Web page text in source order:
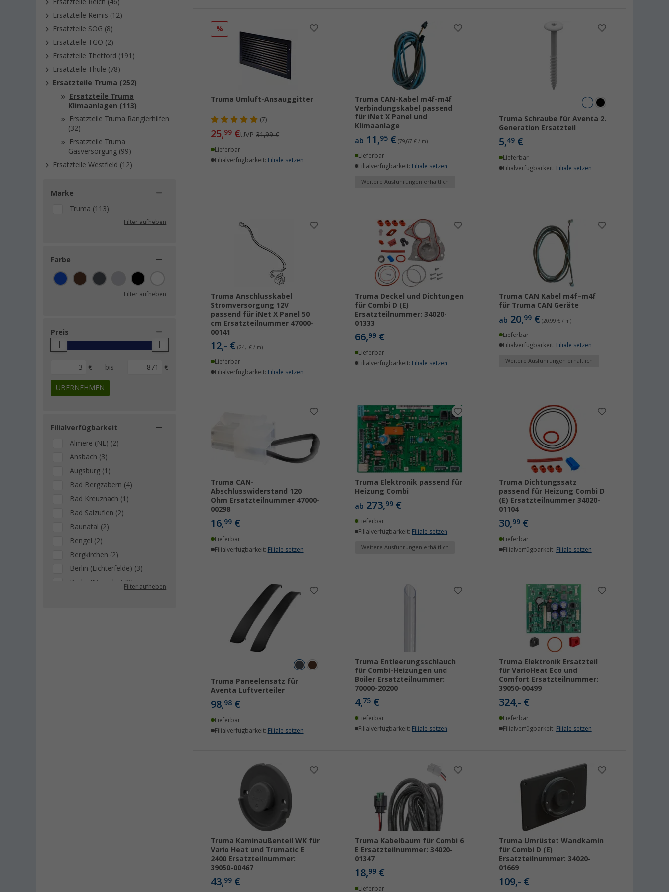
Ersatzteile Reich (46)
Ersatzteile Remis (12)
Ersatzteile SOG (8)
Ersatzteile TGO (2)
Ersatzteile Thetford (191)
Ersatzteile Thule (78)
Ersatzteile Truma (252)
Ersatzteile Truma
Klimaanlagen (113)
Ersatzteile Truma Rangierhilfen
(32)
Ersatzteile Truma
Gasversorgung (99)
Ersatzteile Westfield (12)
Marke
Truma (113)
Filter aufheben
Farbe
Filter aufheben
Preis
€ bis €
ÜBERNEHMEN
Filialverfügbarkeit
Almere (NL) (2)
Ansbach (3)
Augsburg (1)
Bad Bergzabern (4)
Bad Kreuznach (1)
Bad Salzuflen (2)
Baunatal (2)
Bengel (2)
Bergkirchen (2)
Berlin (Lichterfelde) (3)
Berlin (Marzahn) (2)
Filter aufheben
%
Truma Umluft-Ansauggitter
(7)
25,99 €UVP31,99 €
Lieferbar
Filialverfügbarkeit: Filiale setzen
Truma CAN-Kabel m4f-m4f
Verbindungskabel passend
für iNet X Panel und
Klimaanlage
ab 11,95€ (79,67 € / m)
Lieferbar
Filialverfügbarkeit: Filiale setzen
Weitere Ausführungen erhältlich
Truma Schraube für Aventa 2.
Generation Ersatzteil
5,49 €
Lieferbar
Filialverfügbarkeit: Filiale setzen
Truma Anschlusskabel
Stromversorgung 12V
passend für iNet X Panel 50
cm Ersatzteilnummer 47000-
00141
12,- € (24,- € / m)
Lieferbar
Filialverfügbarkeit: Filiale setzen
Truma Deckel und Dichtungen
für Combi D (E)
Ersatzteilnummer: 34020-
01333
66,99€
Lieferbar
Filialverfügbarkeit: Filiale setzen
Truma CAN Kabel m4f–m4f
für Truma CAN Geräte
ab 20,99 € (20,99 € / m)
Lieferbar
Filialverfügbarkeit: Filiale setzen
Weitere Ausführungen erhältlich
Truma CAN-
Abschlusswiderstand 120
Ohm Ersatzteilnummer 47000-
00298
16,99 €
Lieferbar
Filialverfügbarkeit: Filiale setzen
Truma Elektronik passend für
Heizung Combi
ab 273,99€
Lieferbar
Filialverfügbarkeit: Filiale setzen
Weitere Ausführungen erhältlich
Truma Dichtungssatz
passend für Heizung Combi D
(E) Ersatzteilnummer 34020-
01104
30,99 €
Lieferbar
Filialverfügbarkeit: Filiale setzen
Truma Paneelensatz für
Aventa Luftverteiler
98,98 €
Lieferbar
Filialverfügbarkeit: Filiale setzen
Truma Entleerungsschlauch
für Combi-Heizungen und
Boiler Ersatzteilnummer:
70000-20200
4,75€
Lieferbar
Filialverfügbarkeit: Filiale setzen
Truma Elektronik Ersatzteil
für VarioHeat Eco und
Comfort Ersatzteilnummer:
39050-00499
324,- €
Lieferbar
Filialverfügbarkeit: Filiale setzen
Truma Kaminaußenteil WK für
Vario Heat und Trumatic E
2400 Ersatzteilnummer:
39050-00467
43,99 €
Truma Kabelbaum für Combi 6
E Ersatzteilnummer: 34020-
01347
18,99€
Lieferbar
Truma Umrüstet Wandkamin
für Combi D (E)
Ersatzteilnummer: 34020-
01669
109,- €